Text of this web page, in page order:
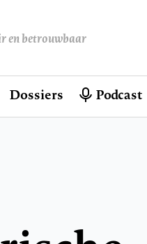
en betrouwbaar
Dossiers Podcast